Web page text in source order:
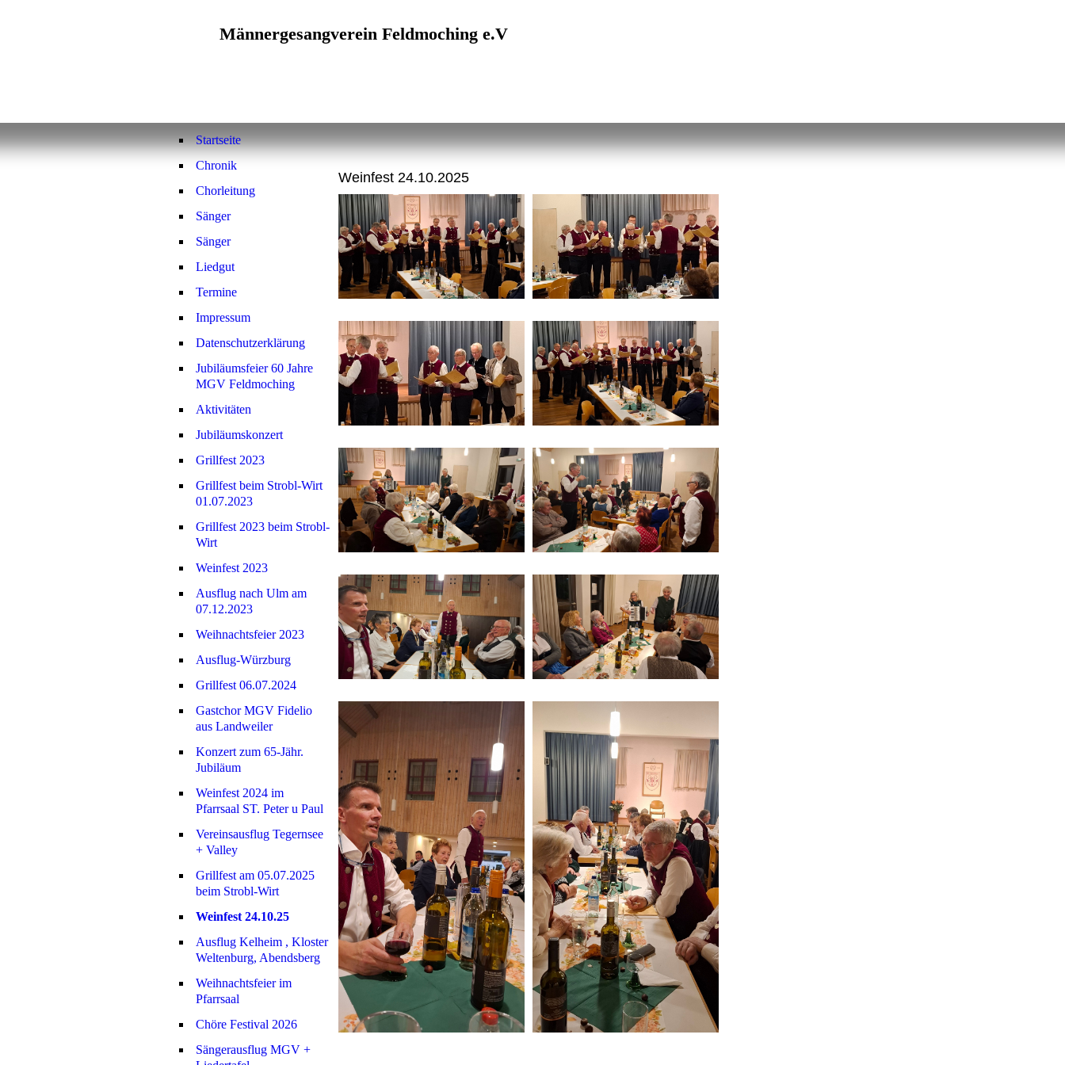
Männergesangverein Feldmoching e.V
Startseite
Chronik
Chorleitung
Sänger
Sänger
Liedgut
Termine
Impressum
Datenschutzerklärung
Jubiläumsfeier 60 Jahre
MGV Feldmoching
Aktivitäten
Jubiläumskonzert
Grillfest 2023
Grillfest beim Strobl-Wirt
01.07.2023
Grillfest 2023 beim Strobl-
Wirt
Weinfest 2023
Ausflug nach Ulm am
07.12.2023
Weihnachtsfeier 2023
Ausflug-Würzburg
Grillfest 06.07.2024
Gastchor MGV Fidelio
aus Landweiler
Konzert zum 65-Jähr.
Jubiläum
Weinfest 2024 im
Pfarrsaal ST. Peter u Paul
Vereinsausflug Tegernsee
+ Valley
Grillfest am 05.07.2025
beim Strobl-Wirt
Weinfest 24.10.25
Ausflug Kelheim , Kloster
Weltenburg, Abendsberg
Weihnachtsfeier im
Pfarrsaal
Chöre Festival 2026
Sängerausflug MGV +
Weinfest 24.10.2025